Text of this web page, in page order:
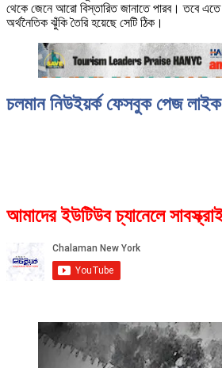
থেকে জেনে আরো বিস্তারিত জানাতে পারব। তবে এতে
অর্থনৈতিক ঝুঁকি তৈরি হয়েছে সেটি ঠিক।
চলমান নিউইয়র্ক ফেসবুক পেজ
আমাদের ইউটিউব চ্যানেলে